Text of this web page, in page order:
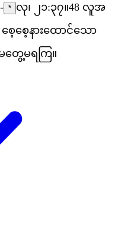
- * လု၊ ၂၁:၃၇။48 လအ
စစနထငသ
တမရ ကြ။